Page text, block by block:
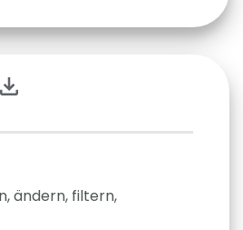
ändern, filtern,